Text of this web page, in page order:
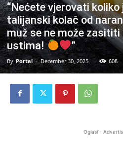
“Nećete vjerovati
talijanski kolač od
muž se ne može
ustima!
”
By Portal - December 30, 2025 608
Oglasi -